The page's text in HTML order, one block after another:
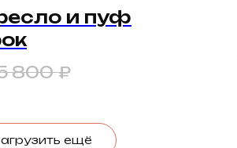
и пуф
800 ₽
ещё